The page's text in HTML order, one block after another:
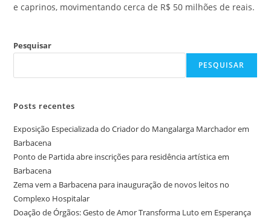
e caprinos, movimentando cerca de R$ 50 milhões de reais.
Pesquisar
PESQUISAR
Posts recentes
Exposição Especializada do Criador do Mangalarga Marchador em
Barbacena
Ponto de Partida abre inscrições para residência artística em
Barbacena
Zema vem a Barbacena para inauguração de novos leitos no
Complexo Hospitalar
Doação de Órgãos: Gesto de Amor Transforma Luto em Esperança